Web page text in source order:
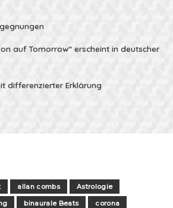
auf Tomorrow“ erscheint in deutscher
differenzierter Erklärung
allan combs
Astrologie
binaurale Beats
corona